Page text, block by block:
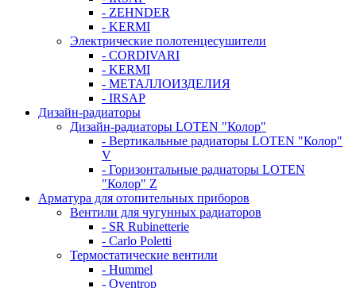
- ZEHNDER
- KERMI
Электрические полотенцесушители
- CORDIVARI
- KERMI
- МЕТАЛЛОИЗДЕЛИЯ
- IRSAP
Дизайн-радиаторы
Дизайн-радиаторы LOTEN "Колор"
- Вертикальные радиаторы LOTEN "Колор"
V
- Горизонтальные радиаторы LOTEN
"Колор" Z
Арматура для отопительных приборов
Вентили для чугунных радиаторов
- SR Rubinetterie
- Carlo Poletti
Термостатические вентили
- Hummel
- Oventrop